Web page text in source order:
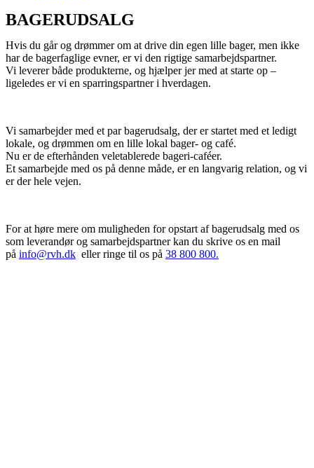
BAGERUDSALG
Hvis du går og drømmer om at drive din egen lille bager, men ikke
har de bagerfaglige evner, er vi den rigtige samarbejdspartner.
Vi leverer både produkterne, og hjælper jer med at starte op –
ligeledes er vi en sparringspartner i hverdagen.
Vi samarbejder med et par bagerudsalg, der er startet med et ledigt
lokale, og drømmen om en lille lokal bager- og café.
Nu er de efterhånden veletablerede bageri-caféer.
Et samarbejde med os på denne måde, er en langvarig relation, og vi
er der hele vejen.
For at høre mere om muligheden for opstart af bagerudsalg med os
som leverandør og samarbejdspartner kan du skrive os en mail
på info@rvh.dk eller ringe til os på 38 800 800.